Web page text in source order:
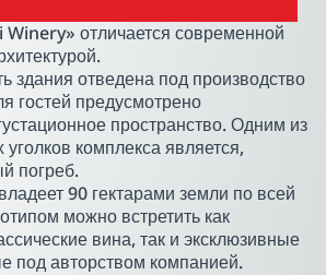
отличается современной
здания отведена под производство
гостей предусмотрено
пространство. Одним из
комплекса является,
погреб.
90 гектарами земли по всей
можно встретить как
вина, так и эксклюзивные
под авторством компанией.